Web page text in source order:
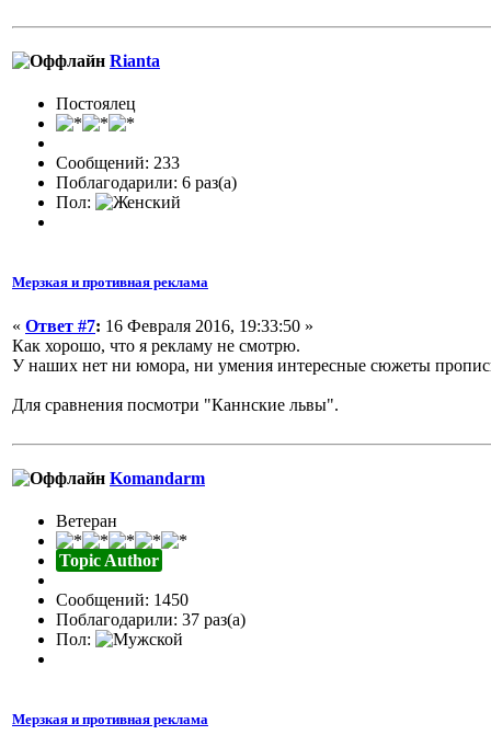
Rianta
Постоялец
Сообщений: 233
Поблагодарили: 6 раз(а)
Пол:
Мерзкая и противная реклама
« Ответ #7: 16 Февраля 2016, 19:33:50 »
Как хорошо, что я рекламу не смотрю.
У наших нет ни юмора, ни умения интересные сюжеты
Для сравнения посмотри "Каннские львы".
Komandarm
Ветеран
Topic Author
Сообщений: 1450
Поблагодарили: 37 раз(а)
Пол:
Мерзкая и противная реклама